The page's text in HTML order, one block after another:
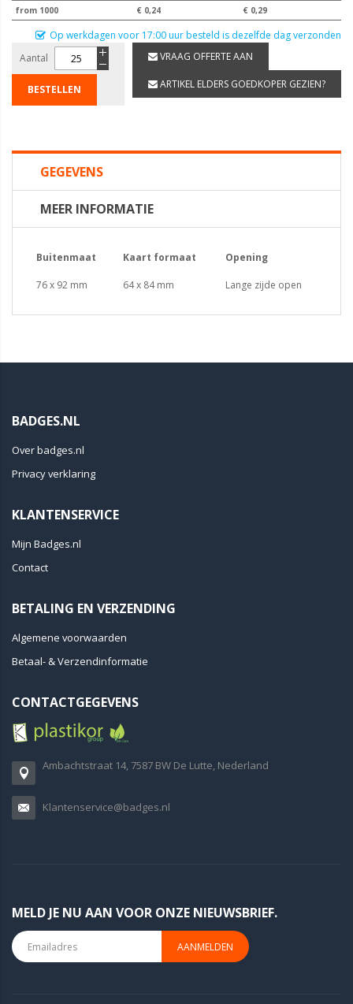
from 1000
€ 0,24 € 0,29
Op werkdagen voor 17:00 uur besteld is dezelfde dag verzonden
Aantal
BESTELLEN
VRAAG OFFERTE AAN
ARTIKEL ELDERS GOEDKOPER GEZIEN?
GEGEVENS
MEER INFORMATIE
Buitenmaat Kaart formaat Opening
76 x 92 mm 64 x 84 mm Lange zijde open
BADGES.NL
Over badges.nl
Privacy verklaring
KLANTENSERVICE
Mijn Badges.nl
Contact
BETALING EN VERZENDING
Algemene voorwaarden
Betaal- & Verzendinformatie
CONTACTGEGEVENS
Ambachtstraat 14, 7587 BW De Lutte, Nederland
Klantenservice@badges.nl
MELD JE NU AAN VOOR ONZE NIEUWSBRIEF.
AANMELDEN